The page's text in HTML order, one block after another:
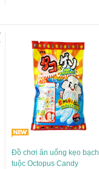
Đồ chơi ăn uống kẹo bạch
tuộc Octopus Candy